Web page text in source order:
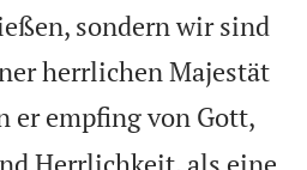
sondern wir sind
herrlichen Majestät
er empfing von Gott,